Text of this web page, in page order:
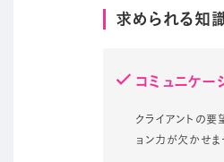
求められる知
コミュニケー
クライアントの
ョン力が欠かせま